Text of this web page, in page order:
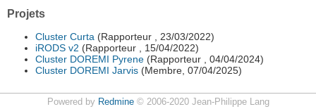
Projets
Cluster Curta (Rapporteur , 23/03/2022)
iRODS v2 (Rapporteur , 15/04/2022)
Cluster DOREMI Pyrene (Rapporteur , 04/04/2024)
Cluster DOREMI Jarvis (Membre, 07/04/2025)
Powered by Redmine© 2006-2020 Jean-Philippe Lang